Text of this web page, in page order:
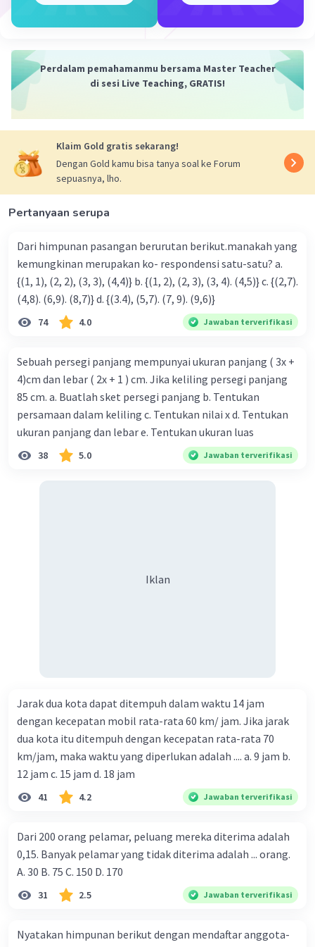
b. x = 3/2 atau x = -3/2
Beri Rating·
Perdalam pemahamanmu bersama Master Teacher
di sesi Live Teaching, GRATIS!
Klaim Gold gratis sekarang!
Dengan Gold kamu bisa tanya soal ke Forum
sepuasnya, lho.
Pertanyaan serupa
Dari himpunan pasangan berurutan berikut.manakah yang
kemungkinan merupakan ko- respondensi satu-satu? a.
{(1, 1), (2, 2), (3, 3), (4,4)} b. {(1, 2), (2, 3), (3, 4). (4,5)} c. {(2,7).
(4,8). (6,9). (8,7)} d. {(3.4), (5,7). (7, 9). (9,6)}
74 4.0 Jawaban terverifikasi
Sebuah persegi panjang mempunyai ukuran panjang ( 3x +
4)cm dan lebar ( 2x + 1 ) cm. Jika keliling persegi panjang
85 cm. a. Buatlah sket persegi panjang b. Tentukan
persamaan dalam keliling c. Tentukan nilai x d. Tentukan
ukuran panjang dan lebar e. Tentukan ukuran luas
38 5.0 Jawaban terverifikasi
Iklan
Jarak dua kota dapat ditempuh dalam waktu 14 jam
dengan kecepatan mobil rata-rata 60 km/ jam. Jika jarak
dua kota itu ditempuh dengan kecepatan rata-rata 70
km/jam, maka waktu yang diperlukan adalah .... a. 9 jam b.
12 jam c. 15 jam d. 18 jam
41 4.2 Jawaban terverifikasi
Dari 200 orang pelamar, peluang mereka diterima adalah
0,15. Banyak pelamar yang tidak diterima adalah ... orang.
A. 30 B. 75 C. 150 D. 170
31 2.5 Jawaban terverifikasi
Nyatakan himpunan berikut dengan mendaftar anggota-